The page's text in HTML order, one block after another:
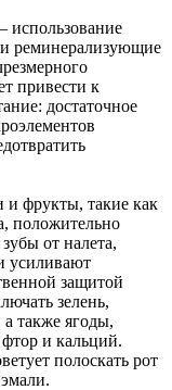
использование
реминерализующие
привести к
достаточное
и фрукты, такие как
положительно
от налета,
усиливают
защитой
зелень,
также ягоды,
и кальций.
полоскать рот